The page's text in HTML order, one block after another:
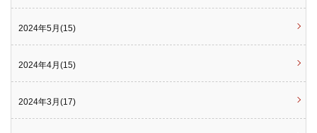
2024年5月(15)
2024年4月(15)
2024年3月(17)